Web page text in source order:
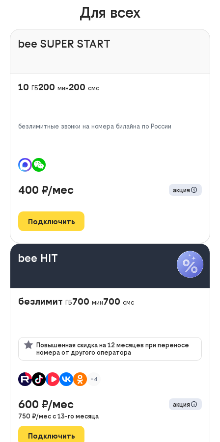
Для всех
bee SUPER START
10 ГБ200 мин200 смс
безлимитные звонки на номера билайна по России
400 ₽/мес акция
Подключить
bee HIT
безлимит ГБ700 мин700 смс
Повышенная скидка на 12 месяцев при переносе
номера от другого оператора
+4
600 ₽/мес
акция
750 ₽/мес с 13-го месяца
Подключить